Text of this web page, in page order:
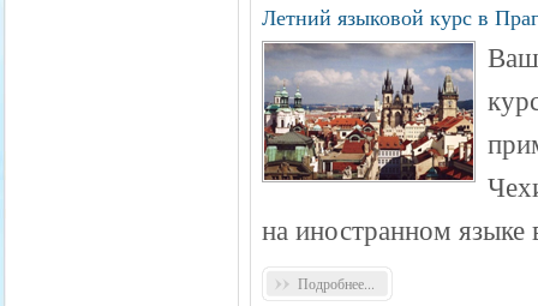
Летний языковой курс в
на иностранном языке
Подробнее...